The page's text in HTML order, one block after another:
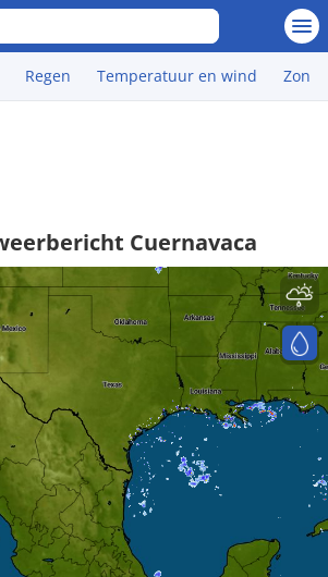
Regen Temperatuur en wind Zon
Cuernavaca